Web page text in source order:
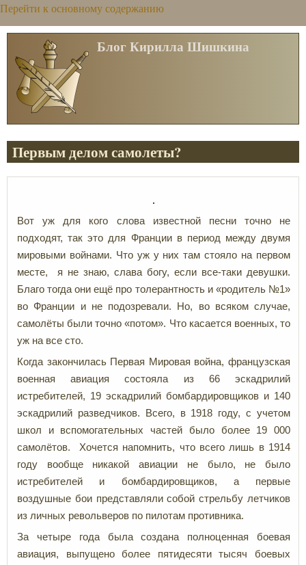
Перейти к основному содержанию
Блог Кирилла Шишкина
Первым делом самолеты?
Вот уж для кого слова известной песни точно не
подходят, так это для Франции в период между двумя
мировыми войнами. Что уж у них там стояло на первом
месте, я не знаю, слава богу, если все-таки девушки.
Благо тогда они ещё про толерантность и «родитель №1»
во Франции и не подозревали. Но, во всяком случае,
самолёты были точно «потом». Что касается военных, то
уж на все сто.
Когда закончилась Первая Мировая война, французская
военная авиация состояла из 66 эскадрилий
истребителей, 19 эскадрилий бомбардировщиков и 140
эскадрилий разведчиков. Всего, в 1918 году, с учетом
школ и вспомогательных частей было более 19 000
самолётов. Хочется напомнить, что всего лишь в 1914
году вообще никакой авиации не было, не было
истребителей и бомбардировщиков, а первые
воздушные бои представляли собой стрельбу летчиков
из личных револьверов по пилотам противника.
За четыре года была создана полноценная боевая
авиация, выпущено более пятидесяти тысяч боевых